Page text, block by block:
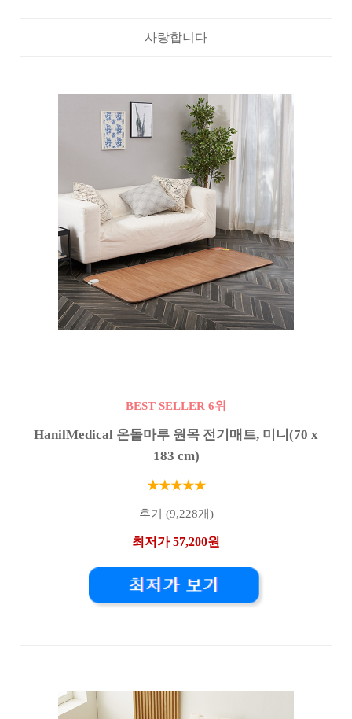
사랑합니다
BEST SELLER 6위
HanilMedical 온돌마루 원목 전기매트, 미니(70 x
183 cm)
★★★★★
후기 (9,228개)
최저가 57,200원